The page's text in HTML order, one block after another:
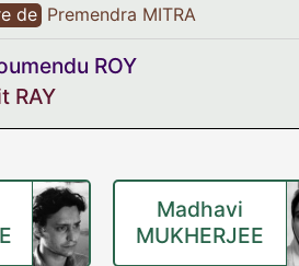
de Premendra MITRA
ROY
RAY
Madhavi
MUKHERJEE